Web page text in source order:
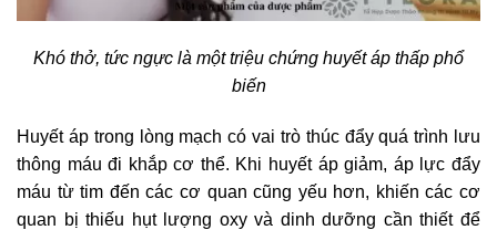
Khó thở, tức ngực là một triệu chứng huyết áp thấp phổ
biến
Huyết áp trong lòng mạch có vai trò thúc đẩy quá trình lưu
thông máu đi khắp cơ thể. Khi huyết áp giảm, áp lực đẩy
máu từ tim đến các cơ quan cũng yếu hơn, khiến các cơ
quan bị thiếu hụt lượng oxy và dinh dưỡng cần thiết để